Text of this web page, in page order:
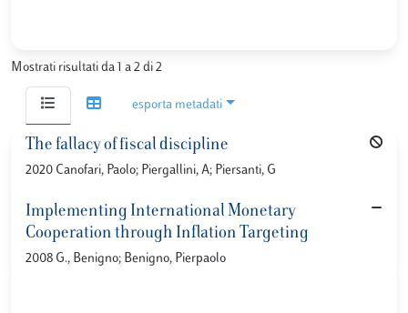
Mostrati risultati da 1 a 2 di 2
esporta metadati
The fallacy of fiscal discipline
2020 Canofari, Paolo; Piergallini, A; Piersanti, G
Implementing International Monetary
Cooperation through Inflation Targeting
2008 G., Benigno; Benigno, Pierpaolo